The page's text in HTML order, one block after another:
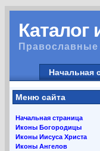
Каталог
Начальная
Меню сайта
Начальная страница
Иконы Богородицы
Иконы Иисуса Христа
Иконы Ангелов